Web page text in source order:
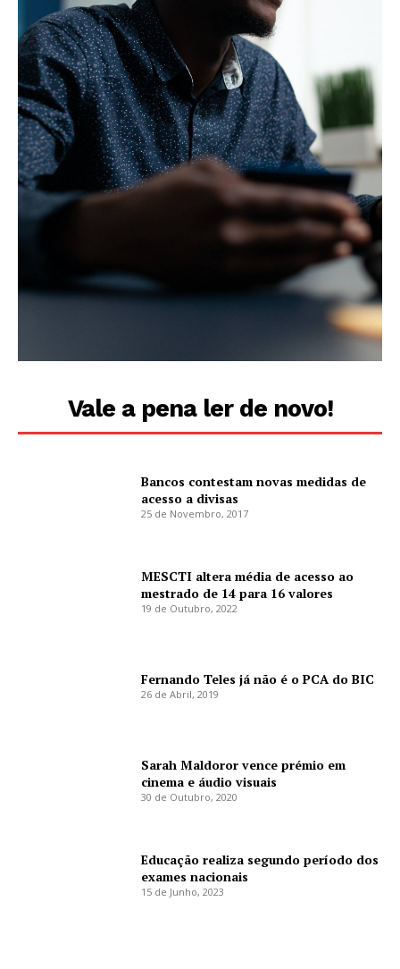
Vale a pena ler de novo!
Bancos contestam novas medidas de
acesso a divisas
25 de Novembro, 2017
MESCTI altera média de acesso ao
mestrado de 14 para 16 valores
19 de Outubro, 2022
Fernando Teles já não é o PCA do BIC
26 de Abril, 2019
Sarah Maldoror vence prémio em
cinema e áudio visuais
30 de Outubro, 2020
Educação realiza segundo período dos
exames nacionais
15 de Junho, 2023